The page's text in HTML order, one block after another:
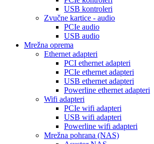
USB kontroleri
Zvučne kartice - audio
PCIe audio
USB audio
Mrežna oprema
Ethernet adapteri
PCI ethernet adapteri
PCIe ethernet adapteri
USB ethernet adapteri
Powerline ethernet adapteri
Wifi adapteri
PCIe wifi adapteri
USB wifi adapteri
Powerline wifi adapteri
Mrežna pohrana (NAS)